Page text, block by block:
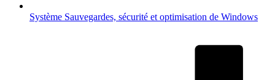
Système Sauvegardes, sécurité et optimisation de Windows